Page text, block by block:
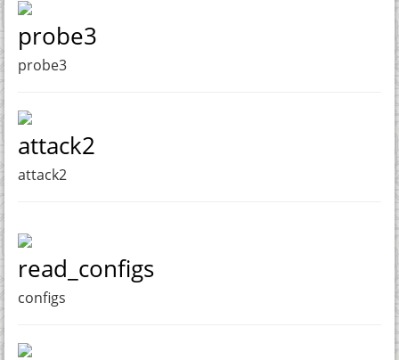
probe3
probe3
attack2
attack2
read_configs
configs